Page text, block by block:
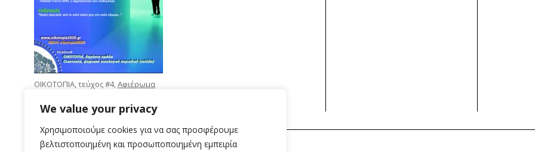
We value your privacy
Χρησιμοποιούμε cookies για να σας προσφέρουμε
βελτιστοποιημένη και προσωποποιημένη εμπειρία
ΟΙΚΟΤΟΠΙΑ, τεύχος #4,Αφιέρωμα